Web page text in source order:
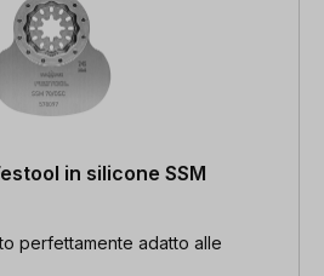
in silicone SSM
perfettamente adatto alle